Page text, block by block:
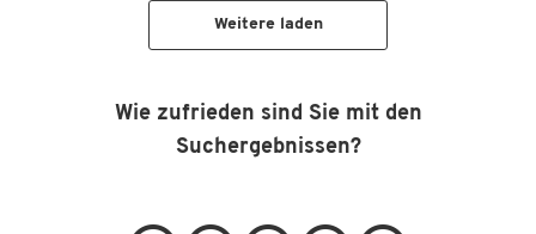
Weitere laden
Wie zufrieden sind Sie mit den
Suchergebnissen?